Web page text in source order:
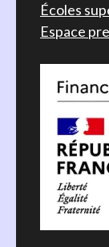
Écoles
Espace